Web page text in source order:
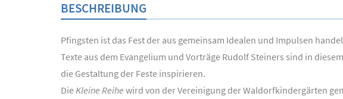
BESCHREIBUNG
Pfingsten ist das Fest der aus gemeinsam Idealen und Impulsen
Texte aus dem Evangelium und Vorträge Rudolf Steiners sind in
die Gestaltung der Feste inspirieren.
Die Kleine Reihe wird von der Vereinigung der Waldorfkindergärten